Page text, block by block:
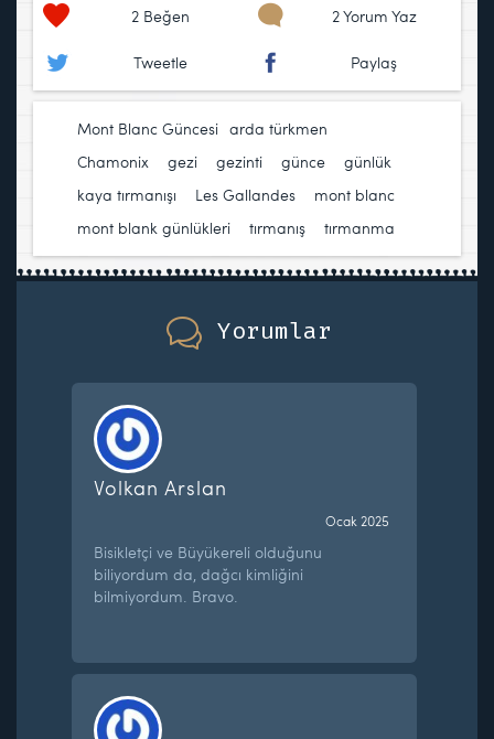
2 Beğen 2 Yorum Yaz
Tweetle Paylaş
Mont Blanc Güncesi arda türkmen
Chamonix
gezi gezinti günce günlük
kaya tırmanışı
Les Gallandes mont blanc
mont blank günlükleri
tırmanış tırmanma
Yorumlar
Volkan Arslan
Ocak 2025
Bisikletçi ve Büyükereli olduğunu
biliyordum da, dağcı kimliğini
bilmiyordum. Bravo.